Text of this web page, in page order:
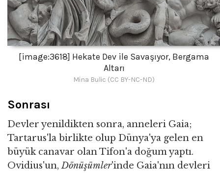
[image:3618] Hekate Dev ile Savaşıyor, Bergama
Altarı
Mina Bulic (CC BY-NC-ND)
Sonrası
Devler yenildikten sonra, anneleri Gaia;
Tartarus'la birlikte olup Dünya'ya gelen en
büyük canavar olan Tifon'a doğum yaptı.
Ovidius'un,Dönüşümler'inde Gaia'nın devleri